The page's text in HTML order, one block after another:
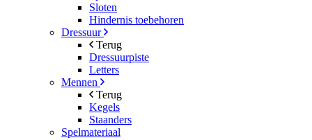
Sloten
Hindernis toebehoren
Dressuur
Terug
Dressuurpiste
Letters
Mennen
Terug
Kegels
Staanders
Spelmateriaal